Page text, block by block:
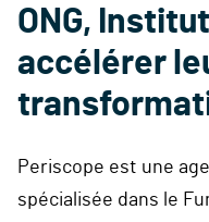
ONG,
accélérer
Periscope est une
spécialisée dans le